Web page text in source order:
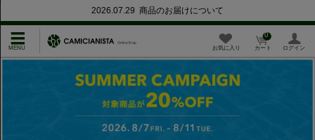
2026.07.29 商品のお届けについて
お気に入り カート
0
ログイン